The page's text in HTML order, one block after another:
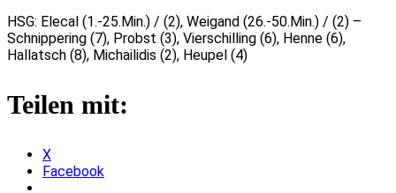
HSG: Elecal (1.-25.Min.) / (2), Weigand (26.-50.Min.) / (2) –
Schnippering (7), Probst (3), Vierschilling (6), Henne (6),
Hallatsch (8), Michailidis (2), Heupel (4)
Teilen mit:
X
Facebook